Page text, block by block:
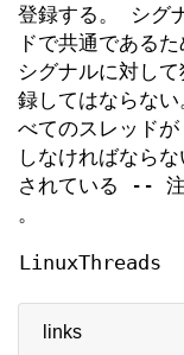
links
登録する。 シグ
ドで共通である
シグナルに対し
録してはならな
べてのスレッド
しなければなら
されている -- 注
。
LinuxThreads